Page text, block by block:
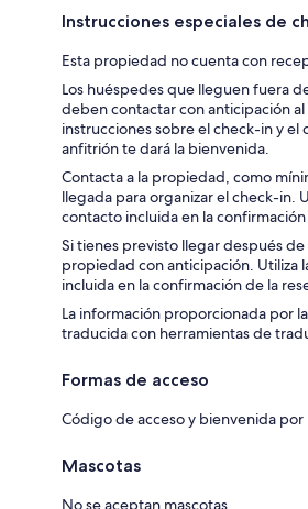
Instrucciones especiales de
Esta propiedad no cuenta con
Los huéspedes que lleguen fuera
deben contactar con anticipación
instrucciones sobre el check-in y el
anfitrión te dará la bienvenida.
Contacta a la propiedad, como
llegada para organizar el check-in.
contacto incluida en la confirmación
Si tienes previsto llegar después de
propiedad con anticipación. Utiliza
incluida en la confirmación de la
La información proporcionada por
traducida con herramientas de
Formas de acceso
Código de acceso y bienvenida
Mascotas
No se aceptan mascotas